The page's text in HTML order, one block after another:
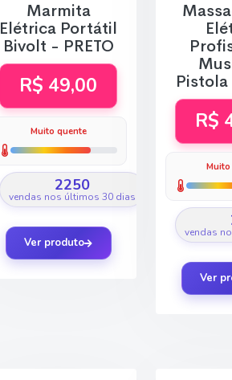
Marmita
Elétrica Portátil
Bivolt - PRETO
R$ 49,00
Muito quente
2250
vendas nos últimos 30 dias
Ver produto
R$
vendas
Ver